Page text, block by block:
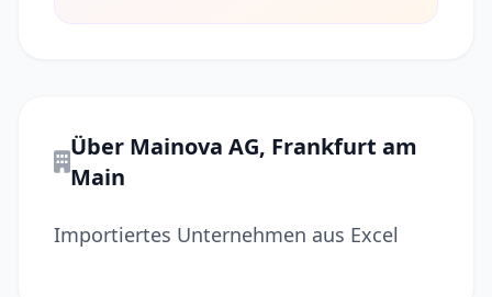
Über Mainova AG, Frankfurt am
Main
Importiertes Unternehmen aus Excel